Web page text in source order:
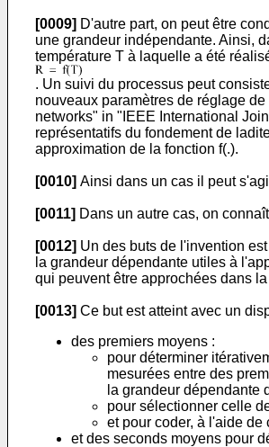
[0009] D'autre part, on peut être
une grandeur indépendante. Ainsi,
température T à laquelle a été
. Un suivi du processus peut
nouveaux paramètres de réglage
networks" in "IEEE International
représentatifs du fondement de
approximation de la fonction f(.).
[0010] Ainsi dans un cas il peut
[0011] Dans un autre cas, on
[0012] Un des buts de l'invention
la grandeur dépendante utiles à
qui peuvent être approchées dans
[0013] Ce but est atteint avec un
des premiers moyens :
pour déterminer
mesurées entre des
la grandeur dépendante
pour sélectionner celle
et pour coder, à l'aide
et des seconds moyens pour